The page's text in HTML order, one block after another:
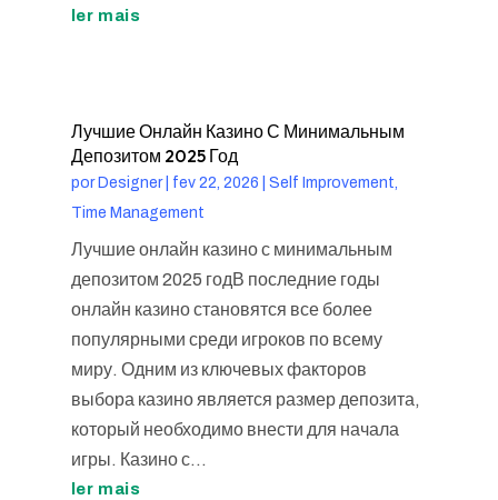
ler mais
Лучшие Онлайн Казино С Минимальным
Депозитом 2025 Год
por Designer| fev 22, 2026
Self Improvement,
Time Management
Лучшие онлайн казино с минимальным
депозитом 2025 годВ последние годы
онлайн казино становятся все более
популярными среди игроков по всему
миру. Одним из ключевых факторов
выбора казино является размер депозита,
который необходимо внести для начала
игры. Казино с...
ler mais